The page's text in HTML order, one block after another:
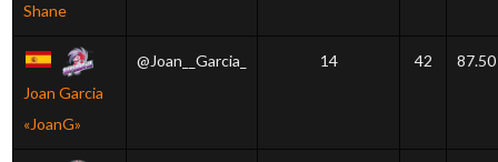
Shane
Joan Garcia
«JoanG»
@Joan__Garcia_ 14 42 87.50